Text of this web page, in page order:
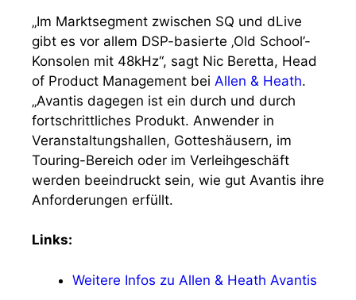
„Im Marktsegment zwischen SQ und dLive
gibt es vor allem DSP-basierte ‚Old School’-
Konsolen mit 48kHz“, sagt Nic Beretta, Head
of Product Management bei Allen & Heath.
„Avantis dagegen ist ein durch und durch
fortschrittliches Produkt. Anwender in
Veranstaltungshallen, Gotteshäusern, im
Touring-Bereich oder im Verleihgeschäft
werden beeindruckt sein, wie gut Avantis ihre
Anforderungen erfüllt.
Links:
Weitere Infos zu Allen & Heath Avantis